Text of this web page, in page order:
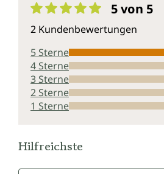
5 von 5
2 Kundenbewertungen
5 Sterne
4 Sterne
3 Sterne
2 Sterne
1 Sterne
Hilfreichste